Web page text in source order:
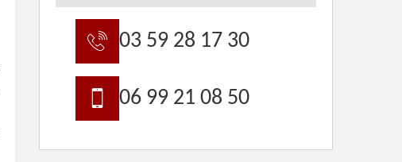
03 59 28 17 30
06 99 21 08 50